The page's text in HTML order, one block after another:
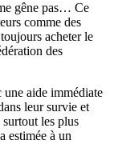
gêne pas… Ce
comme des
acheter le
des
une aide immédiate
leur survie et
les plus
estimée à un